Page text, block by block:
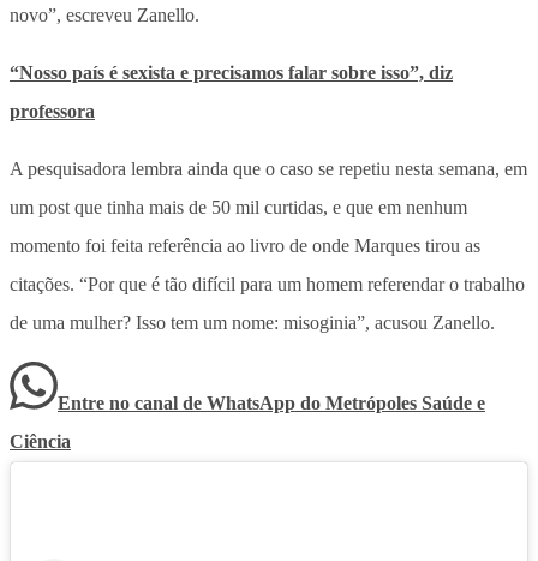
novo”, escreveu Zanello.
“Nosso país é sexista e precisamos falar sobre isso”, diz
professora
A pesquisadora lembra ainda que o caso se repetiu nesta semana, em
um post que tinha mais de 50 mil curtidas, e que em nenhum
momento foi feita referência ao livro de onde Marques tirou as
citações. “Por que é tão difícil para um homem referendar o trabalho
de uma mulher? Isso tem um nome: misoginia”, acusou Zanello.
Entre no canal de WhatsApp do Metrópoles Saúde e
Ciência